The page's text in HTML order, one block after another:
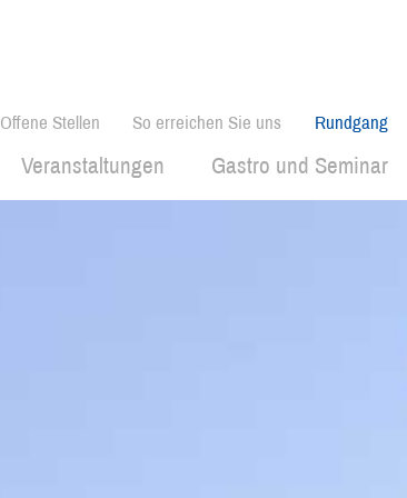
Offene Stellen So erreichen Sie uns Rundgang
Veranstaltungen Gastro und Seminar